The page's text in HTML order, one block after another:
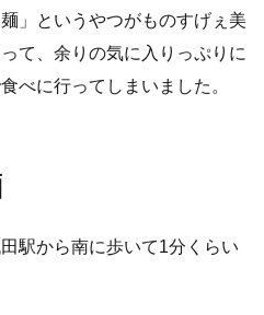
」というやつがものすげぇ美
て、余りの気に入りっぷりに
べに行ってしまいました。
駅から南に歩いて1分くらい